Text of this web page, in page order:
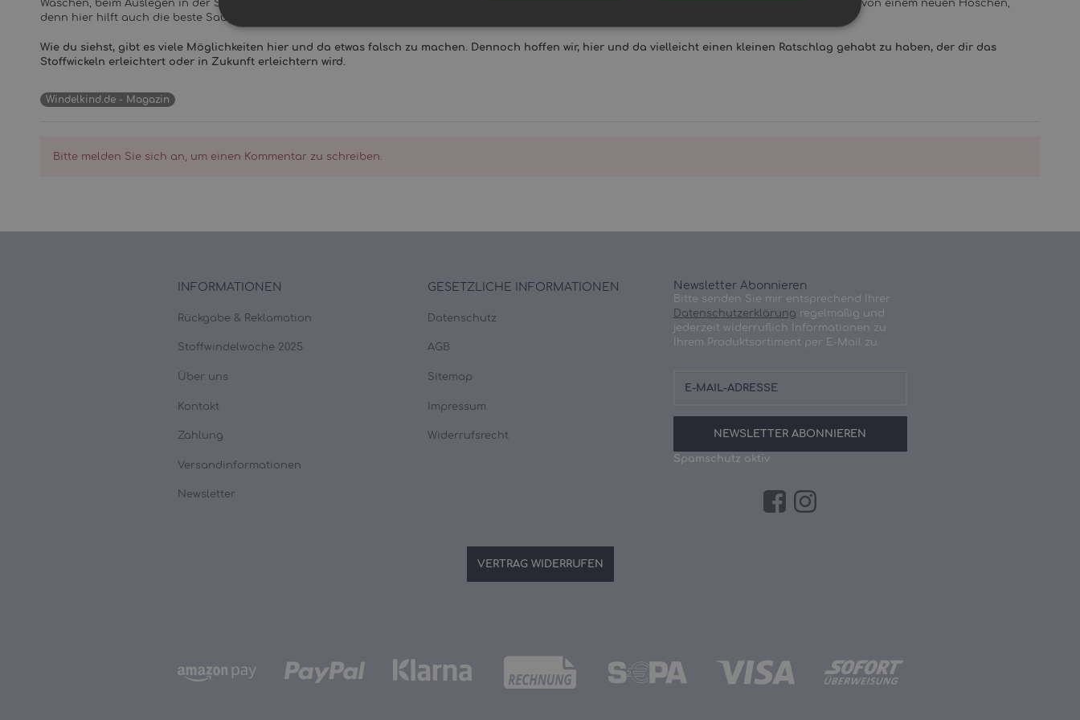
Waschen, beim Auslegen in der Sonne oder weil sie im Trockner landen.. Auffrischen kann man PUL leider nicht mehr, daher hilft nur die Anschaffung von einem neuen Höschen,
denn hier hilft auch die beste Saugeinlage nicht mehr..
Wie du siehst, gibt es viele Möglichkeiten hier und da etwas falsch zu machen. Dennoch hoffen wir, hier und da vielleicht einen kleinen Ratschlag gehabt zu haben, der dir das
Stoffwickeln erleichtert oder in Zukunft erleichtern wird.
Windelkind.de - Magazin
Bitte melden Sie sich an, um einen Kommentar zu schreiben.
INFORMATIONEN
Rückgabe & Reklamation
Stoffwindelwoche 2025
Über uns
Kontakt
Zahlung
Versandinformationen
Newsletter
GESETZLICHE INFORMATIONEN
Datenschutz
AGB
Sitemap
Impressum
Widerrufsrecht
Newsletter Abonnieren
Bitte senden Sie mir entsprechend Ihrer
Datenschutzerklärung regelmäßig und
jederzeit widerruflich Informationen zu
Ihrem Produktsortiment per E-Mail zu.
Mail-
NEWSLETTER ABONNIEREN
Spamschutz aktiv
VERTRAG WIDERRUFEN